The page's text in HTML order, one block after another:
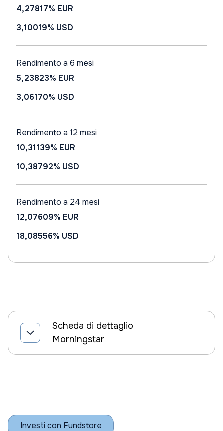
4,27817% EUR
3,10019% USD
Rendimento a 6 mesi
5,23823% EUR
3,06170% USD
Rendimento a 12 mesi
10,31139% EUR
10,38792% USD
Rendimento a 24 mesi
12,07609% EUR
18,08556% USD
Scheda di dettaglio
Morningstar
Investi con Fundstore